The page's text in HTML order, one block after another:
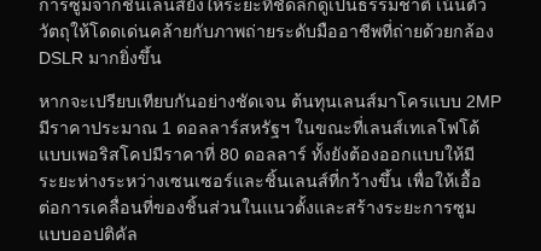
การซูมจากชิ้นเลนส์ยังให้ระยะที่ชัดลึกดูเป็นธรรมชาติ เน้นตัว
วัตถุให้โดดเด่นคล้ายกับภาพถ่ายระดับมืออาชีพที่ถ่ายด้วยกล้อง
DSLR มากยิ่งขึ้น
หากจะเปรียบเทียบกันอย่างชัดเจน ต้นทุนเลนส์มาโครแบบ 2MP
มีราคาประมาณ 1 ดอลลาร์สหรัฐฯ ในขณะที่เลนส์เทเลโฟโต้
แบบเพอริสโคปมีราคาที่ 80 ดอลลาร์ ทั้งยังต้องออกแบบให้มี
ระยะห่างระหว่างเซนเซอร์และชิ้นเลนส์ที่กว้างขึ้น เพื่อให้เอื้อ
ต่อการเคลื่อนที่ของชิ้นส่วนในแนวตั้งและสร้างระยะการซูม
แบบออปติคัล